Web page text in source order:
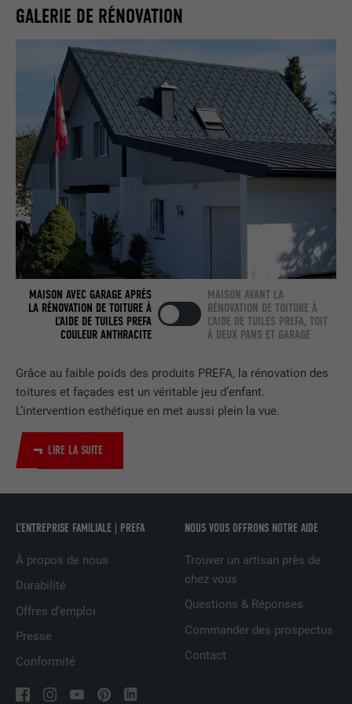
Grâce au faible poids des produits PREFA, la rénovation des
toitures et façades est un véritable jeu d’enfant.
L’intervention esthétique en met aussi plein la vue.
LIRE LA SUITE
GALERIE DE RÉNOVATION
MAISON AVEC GARAGE APRÈS
LA RÉNOVATION DE TOITURE À
L’AIDE DE TUILES PREFA
COULEUR ANTHRACITE
MAISON AVANT LA
RÉNOVATION DE TOITURE À
L’AIDE DE TUILES PREFA, TOIT
À DEUX PANS ET GARAGE
L’ENTREPRISE FAMILIALE | PREFA
À propos de nous
Durabilité
Offres d’emploi
Presse
Conformité
NOUS VOUS OFFRONS NOTRE AIDE
Trouver un artisan près de
chez vous
Questions & Réponses
Commander des prospectus
Contact
NOM _gaexp
FOURNISSEUR
EXPIRATION 90 jours
UTILITÉ
Est placé afin de tester si le navigateur
autorise l'utilisation de cookies. Ne
contient aucun élément d'identification.
UTILITÉ
l'utilisateur pour un site Internet.
lang
FOURNISSEUR LinkedIn
EXPIRATION Session
UTILITÉ
Utilisé par LinkedIn lorsqu'un site
nous » intégrée.
NOM bcookie
FOURNISSEUR LinkedIn
EXPIRATION 2 ans
UTILITÉ
Utilisé par le service de réseau social
LinkedIn pour suivre l'utilisation de
services intégrés.
FOURNISSEUR LinkedIn
EXPIRATION 2 ans
UTILITÉ
Utilisé par le service de réseau social
LinkedIn pour suivre l'utilisation de
services intégrés
NOM UserMatchHistory
FOURNISSEUR LinkedIn